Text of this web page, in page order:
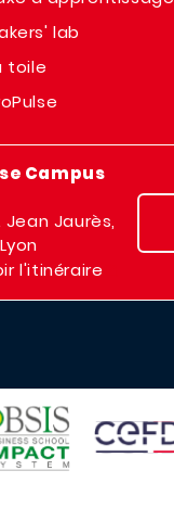
lab
toile
Campus
Jean Jaurès,
l'itinéraire
IMAGE